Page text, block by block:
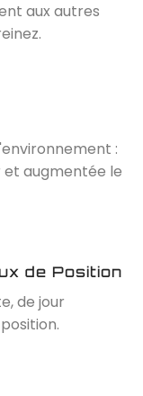
aux autres
:
augmentée le
de Position
de jour